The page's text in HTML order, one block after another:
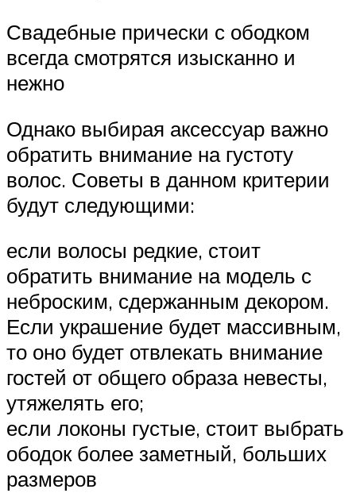
Свадебные прически с ободком
всегда смотрятся изысканно и
нежно
Однако выбирая аксессуар важно
обратить внимание на густоту
волос. Советы в данном критерии
будут следующими:
если волосы редкие, стоит
обратить внимание на модель с
неброским, сдержанным декором.
Если украшение будет массивным,
то оно будет отвлекать внимание
гостей от общего образа невесты,
утяжелять его;
если локоны густые, стоит выбрать
ободок более заметный, больших
размеров